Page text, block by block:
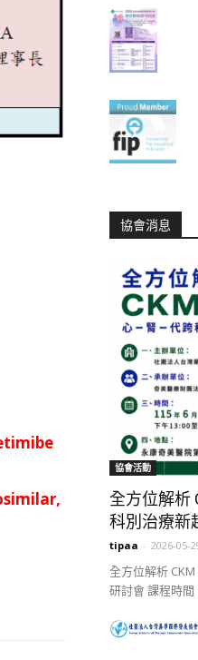
協會消息
協會活動
全方位解析
科別治療新
tipaa - 2026-05-
全方位解析
研討會 課程時